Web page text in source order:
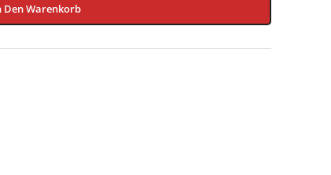
Den Warenkorb